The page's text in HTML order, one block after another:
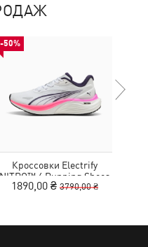
-50%
Кроссовки Electrify
NITRO™ 4 Running Shoes
Youth
1890,00 ₴ 3790,00 ₴